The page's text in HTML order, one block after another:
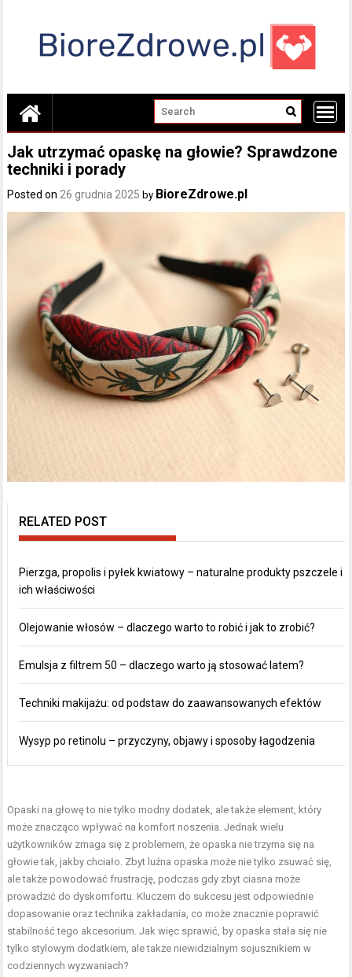
Jak utrzymać opaskę na głowie? Sprawdzone
techniki i porady
Posted on 26 grudnia 2025 by BioreZdrowe.pl
RELATED POST
Pierzga, propolis i pyłek kwiatowy – naturalne produkty pszczele i
ich właściwości
Olejowanie włosów – dlaczego warto to robić i jak to zrobić?
Emulsja z filtrem 50 – dlaczego warto ją stosować latem?
Techniki makijażu: od podstaw do zaawansowanych efektów
Wysyp po retinolu – przyczyny, objawy i sposoby łagodzenia
Opaski na głowę to nie tylko modny dodatek, ale także element, który
może znacząco wpływać na komfort noszenia. Jednak wielu
użytkowników zmaga się z problemem, że opaska nie trzyma się na
głowie tak, jakby chciało. Zbyt luźna opaska może nie tylko zsuwać się,
ale także powodować frustrację, podczas gdy zbyt ciasna może
prowadzić do dyskomfortu. Kluczem do sukcesu jest odpowiednie
dopasowanie oraz technika zakładania, co może znacznie poprawić
stabilność tego akcesorium. Jak więc sprawić, by opaska stała się nie
tylko stylowym dodatkiem, ale także niewidzialnym sojusznikiem w
codziennych wyzwaniach?